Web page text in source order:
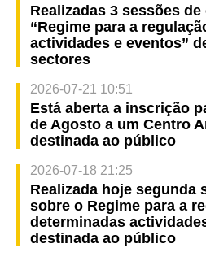
Realizadas 3 sessões
“Regime para a
actividades e eventos”
sectores
2026-07-21 10:51
Está aberta a inscrição
de Agosto a um Centro
destinada ao público
2026-07-18 21:25
Realizada hoje segunda
sobre o Regime para a
determinadas
destinada ao público